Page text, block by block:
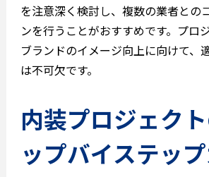
を注意深く検討し、複数の業者との
ンを行うことがおすすめです。プロ
ブランドのイメージ向上に向けて、
は不可欠です。
内装プロジェク
ップバイステッ